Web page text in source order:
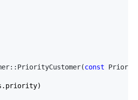
const